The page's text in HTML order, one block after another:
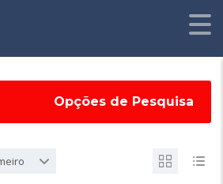
Opções de Pesquisa